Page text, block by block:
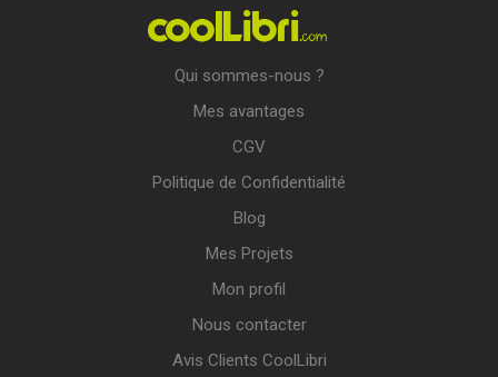
Qui sommes-nous ?
Mes avantages
CGV
Politique de Confidentialité
Blog
Mes Projets
Mon profil
Nous contacter
Avis Clients CoolLibri